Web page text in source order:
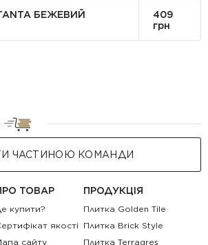
БЕЖЕВИЙ
409
грн
ЧАСТИНОЮ КОМАНДИ
ТОВАР
купити?
якості
сайту
ПРОДУКЦІЯ
Плитка Golden Tile
Плитка Brick Style
Плитка Terragres